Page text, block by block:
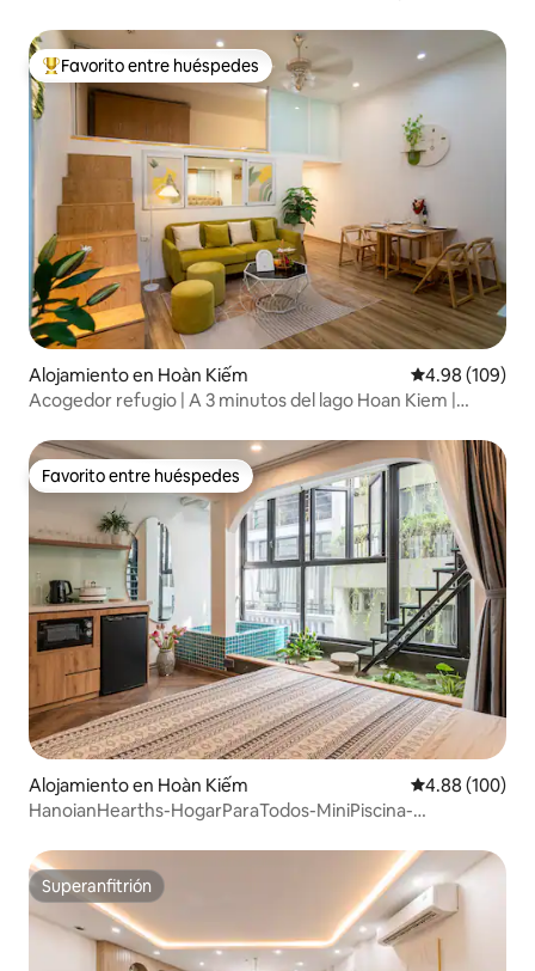
Favorito entre huéspedes preferido
Favorito entre huéspedes
Alojamiento en Hoàn Kiếm Calificación
4.98 (109)
Acogedor refugio | A 3 minutos del lago Hoan Kiem |
Favorito entre huéspedes
Favorito entre huéspedes
Alojamiento en Hoàn Kiếm Calificación
4.88 (100)
HanoianHearths-HogarParaTodos-MiniPiscina-
Superanfitrión
Superanfitrión